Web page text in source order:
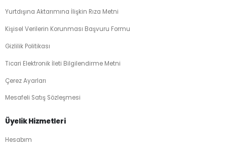
Yurtdışına Aktarımına İlişkin Rıza Metni
Kişisel Verilerin Korunması Başvuru Formu
Gizlilik Politikası
Ticari Elektronik İleti Bilgilendirme Metni
Çerez Ayarları
Mesafeli Satış Sözleşmesi
Üyelik Hizmetleri
Hesabım